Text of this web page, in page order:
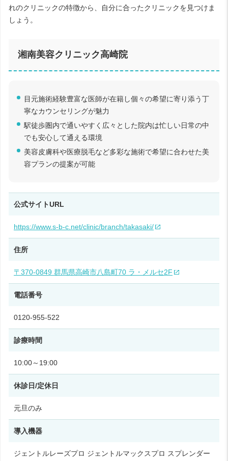
れのクリニックの特徴から、自分に合ったクリニックを見つけま
しょう。
湘南美容クリニック高崎院
目元施術経験豊富な医師が在籍し個々の希望に寄り添う丁
寧なカウンセリングが魅力
駅徒歩圏内で通いやすく広々とした院内は忙しい日常の中
でも安心して通える環境
美容皮膚科や医療脱毛など多彩な施術で希望に合わせた美
容プランの提案が可能
公式サイトURL
https://www.s-b-c.net/clinic/branch/takasaki/
住所
〒370-0849 群馬県高崎市八島町70 ラ・メルセ2F
電話番号
0120-955-522
診療時間
10:00～19:00
休診日/定休日
元旦のみ
導入機器
ジェントルレーズプロ ジェントルマックスプロ スプレンダー